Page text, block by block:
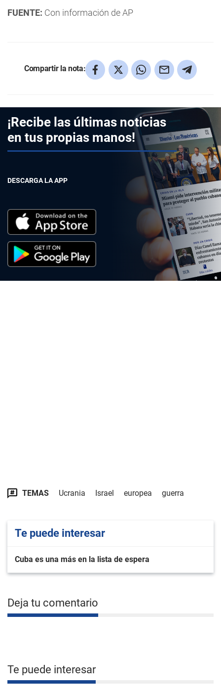
FUENTE: Con información de AP
Compartir la nota:
¡Recibe las últimas noticias
en tus propias manos!
DESCARGA LA APP
TEMAS Ucrania Israel europea guerra
Te puede interesar
Cuba es una más en la lista de espera
Deja tu comentario
Te puede interesar